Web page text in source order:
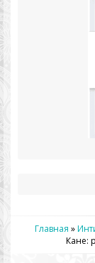
Главная »
Кане: